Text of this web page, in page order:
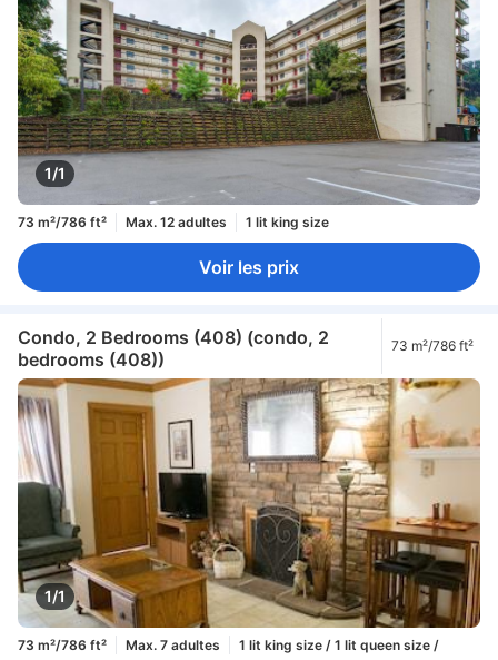
1/1
73 m²/786 ft² Max. 12 adultes 1 lit king size
Voir les prix
Condo, 2 Bedrooms (408) (condo, 2
bedrooms (408))
73 m²/786 ft²
1/1
73 m²/786 ft² Max. 7 adultes
1 lit king size / 1 lit queen size /